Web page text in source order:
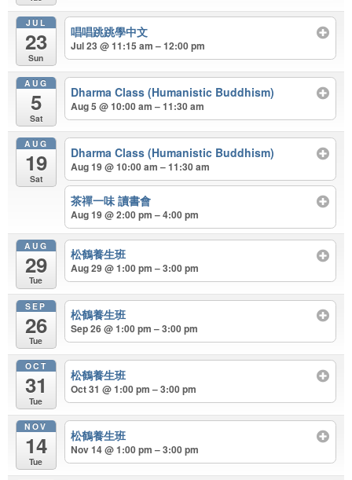
JUL
23
Sun
唱唱跳跳學中文
Jul 23 @ 11:15 am – 12:00 pm
AUG
5
Sat
Dharma Class (Humanistic Buddhism)
Aug 5 @ 10:00 am – 11:30 am
AUG
19
Sat
Dharma Class (Humanistic Buddhism)
Aug 19 @ 10:00 am – 11:30 am
茶禪一味 讀書會
Aug 19 @ 2:00 pm – 4:00 pm
AUG
29
Tue
松鶴養生班
Aug 29 @ 1:00 pm – 3:00 pm
SEP
26
Tue
松鶴養生班
Sep 26 @ 1:00 pm – 3:00 pm
OCT
31
Tue
松鶴養生班
Oct 31 @ 1:00 pm – 3:00 pm
NOV
14
Tue
松鶴養生班
Nov 14 @ 1:00 pm – 3:00 pm